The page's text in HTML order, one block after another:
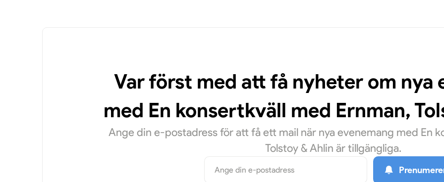
Var först med att få nyheter om nya
med En konsertkväll med Ernman,
Ange din e-postadress för att få ett mail när nya evenemang med En
Tolstoy & Ahlin är tillgängliga.